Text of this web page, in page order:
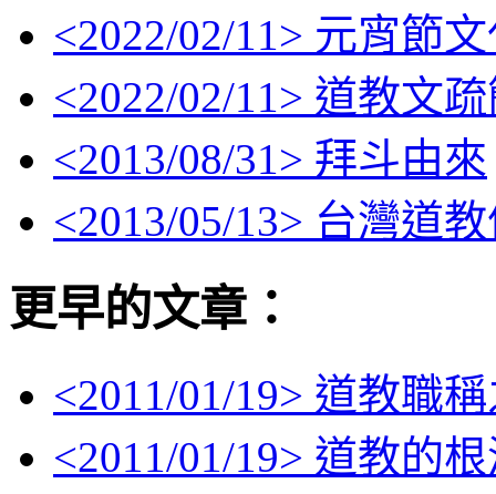
<2022/02/11> 元宵節
<2022/02/11> 道教文
<2013/08/31> 拜斗由來
<2013/05/13> 台灣道
更早的文章：
<2011/01/19> 道教職
<2011/01/19> 道教的